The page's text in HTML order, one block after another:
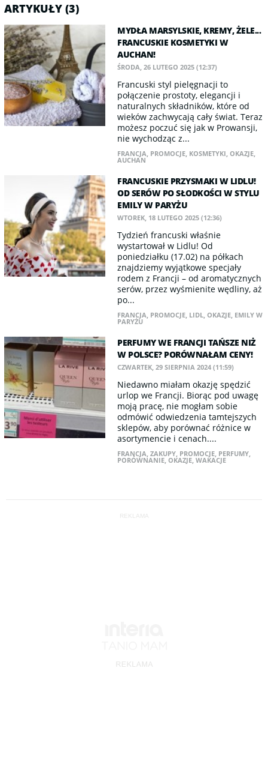
ARTYKUŁY (3)
MYDŁA MARSYLSKIE, KREMY, ŻELE...
FRANCUSKIE KOSMETYKI W
AUCHAN!
ŚRODA, 26 LUTEGO 2025 (12:37)
Francuski styl pielęgnacji to
połączenie prostoty, elegancji i
naturalnych składników, które od
wieków zachwycają cały świat. Teraz
możesz poczuć się jak w Prowansji,
nie wychodząc z...
FRANCJA, PROMOCJE, KOSMETYKI,OKAZJE,
AUCHAN
FRANCUSKIE PRZYSMAKI W LIDLU!
OD SERÓW PO SŁODKOŚCI W STYLU
EMILY W PARYŻU
WTOREK, 18 LUTEGO 2025 (12:36)
Tydzień francuski właśnie
wystartował w Lidlu! Od
poniedziałku (17.02) na półkach
znajdziemy wyjątkowe specjały
rodem z Francji – od aromatycznych
serów, przez wyśmienite wędliny, aż
po...
FRANCJA, PROMOCJE, LIDL,OKAZJE, EMILY W
PARYŻU
PERFUMY WE FRANCJI TAŃSZE NIŻ
W POLSCE? PORÓWNAŁAM CENY!
CZWARTEK, 29 SIERPNIA 2024 (11:59)
Niedawno miałam okazję spędzić
urlop we Francji. Biorąc pod uwagę
moją pracę, nie mogłam sobie
odmówić odwiedzenia tamtejszych
sklepów, aby porównać różnice w
asortymencie i cenach....
FRANCJA,ZAKUPY, PROMOCJE, PERFUMY,
PORÓWNANIE,OKAZJE,WAKACJE
REKLAMA